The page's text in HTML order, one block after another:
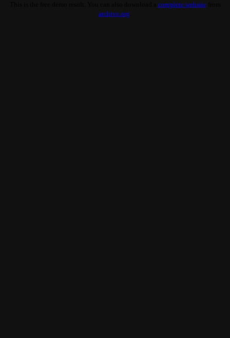
complete websitefrom
archive.org